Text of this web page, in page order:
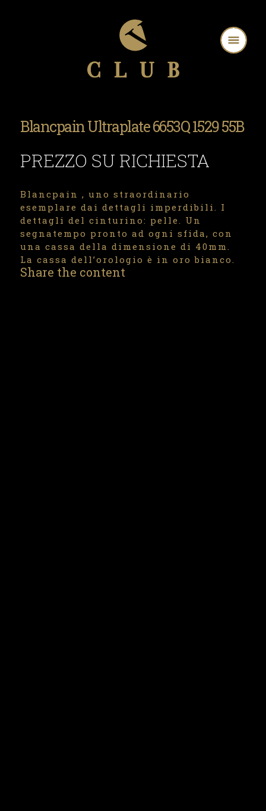
Blancpain Ultraplate 6653Q 1529 55B
PREZZO SU RICHIESTA
Blancpain , uno straordinario
esemplare dai dettagli imperdibili. I
dettagli del cinturino: pelle. Un
segnatempo pronto ad ogni sfida, con
una cassa della dimensione di 40mm.
La cassa dell’orologio è in oro bianco.
Share the content